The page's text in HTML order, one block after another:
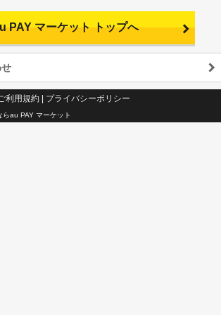
PAY マーケット トップへ
利用規約| プライバシーポリシー
au PAY マーケット